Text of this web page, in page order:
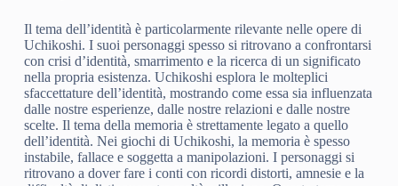
Il tema dell’identità è particolarmente rilevante nelle opere di
Uchikoshi. I suoi personaggi spesso si ritrovano a confrontarsi
con crisi d’identità, smarrimento e la ricerca di un significato
nella propria esistenza. Uchikoshi esplora le molteplici
sfaccettature dell’identità, mostrando come essa sia influenzata
dalle nostre esperienze, dalle nostre relazioni e dalle nostre
scelte. Il tema della memoria è strettamente legato a quello
dell’identità. Nei giochi di Uchikoshi, la memoria è spesso
instabile, fallace e soggetta a manipolazioni. I personaggi si
ritrovano a dover fare i conti con ricordi distorti, amnesie e la